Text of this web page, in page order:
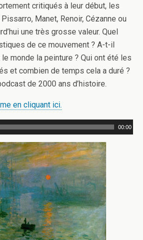
critiqués à leur début, les
Manet, Renoir, Cézanne ou
une très grosse valeur. Quel
de ce mouvement ? A-t-il
monde la peinture ? Qui ont été les
et combien de temps cela a duré ?
de 2000 ans d’histoire.
en cliquant ici.
00:00